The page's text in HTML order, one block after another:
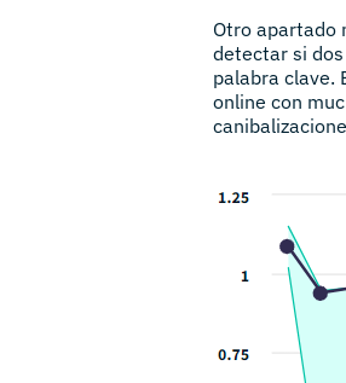
Otro apartado
detectar si
palabra clave.
online con